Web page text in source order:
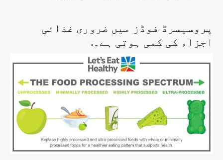
پروسیسرڈ فوڈز میں ضروری غذائی
اجزاء کی کمی ہوتی ہے۔.